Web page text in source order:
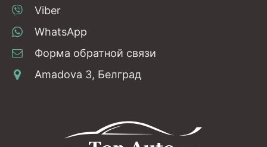
Viber
WhatsApp
Форма обратной связи
Amadova 3, Белград